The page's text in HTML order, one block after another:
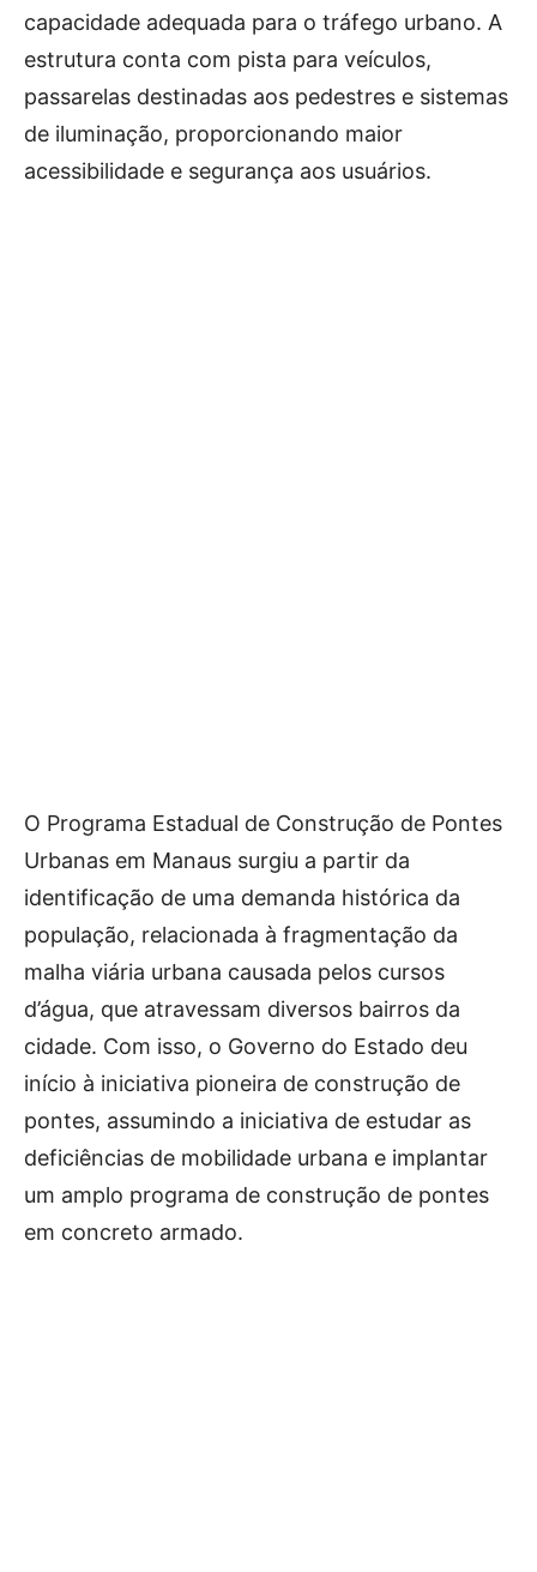
capacidade adequada para o tráfego urbano. A
estrutura conta com pista para veículos,
passarelas destinadas aos pedestres e sistemas
de iluminação, proporcionando maior
acessibilidade e segurança aos usuários.
O Programa Estadual de Construção de Pontes
Urbanas em Manaus surgiu a partir da
identificação de uma demanda histórica da
população, relacionada à fragmentação da
malha viária urbana causada pelos cursos
d’água, que atravessam diversos bairros da
cidade. Com isso, o Governo do Estado deu
início à iniciativa pioneira de construção de
pontes, assumindo a iniciativa de estudar as
deficiências de mobilidade urbana e implantar
um amplo programa de construção de pontes
em concreto armado.